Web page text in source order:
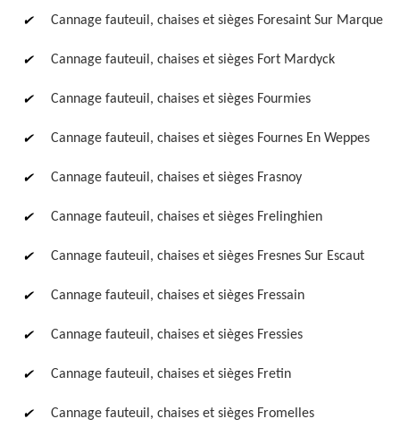
Cannage fauteuil, chaises et sièges Foresaint Sur Marque
Cannage fauteuil, chaises et sièges Fort Mardyck
Cannage fauteuil, chaises et sièges Fourmies
Cannage fauteuil, chaises et sièges Fournes En Weppes
Cannage fauteuil, chaises et sièges Frasnoy
Cannage fauteuil, chaises et sièges Frelinghien
Cannage fauteuil, chaises et sièges Fresnes Sur Escaut
Cannage fauteuil, chaises et sièges Fressain
Cannage fauteuil, chaises et sièges Fressies
Cannage fauteuil, chaises et sièges Fretin
Cannage fauteuil, chaises et sièges Fromelles